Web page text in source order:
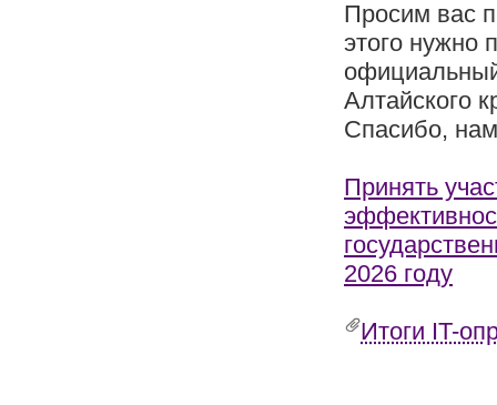
Просим вас
этого нужно
Алтайского
Спасибо,
Принять
2026 году
Итоги IT-